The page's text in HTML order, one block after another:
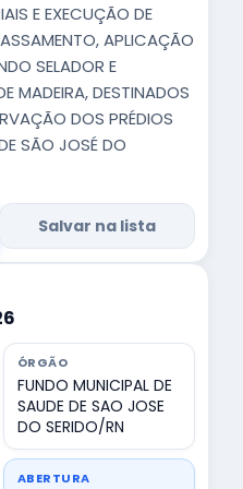
E EXECUÇÃO DE
APLICAÇÃO
SELADOR E
MADEIRA, DESTINADOS
DOS PRÉDIOS
SÃO JOSÉ DO
Salvar na lista
ÓRGÃO
FUNDO MUNICIPAL DE
SAUDE DE SAO JOSE
DO SERIDO/RN
ABERTURA